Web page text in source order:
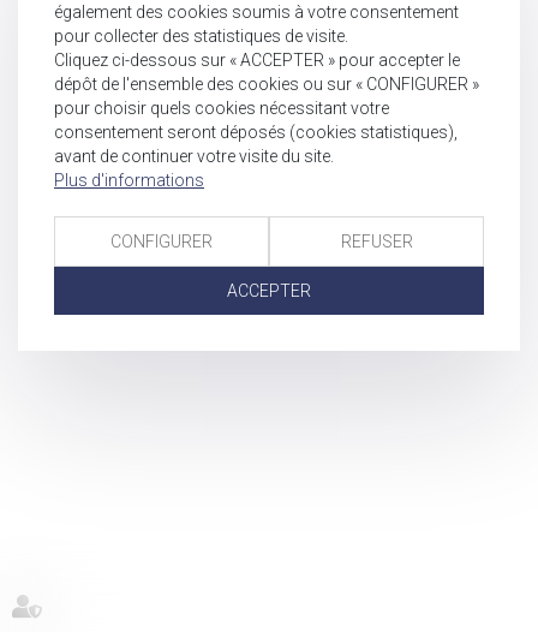
également des cookies soumis à votre consentement
pour collecter des statistiques de visite.
Cliquez ci-dessous sur « ACCEPTER » pour accepter le
dépôt de l'ensemble des cookies ou sur « CONFIGURER »
pour choisir quels cookies nécessitant votre
consentement seront déposés (cookies statistiques),
avant de continuer votre visite du site.
Plus d'informations
CONFIGURER REFUSER
ACCEPTER